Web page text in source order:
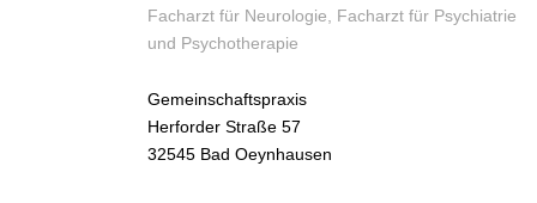
Facharzt für Neurologie, Facharzt für Psychiatrie
und Psychotherapie
Gemeinschaftspraxis
Herforder Straße 57
32545 Bad Oeynhausen